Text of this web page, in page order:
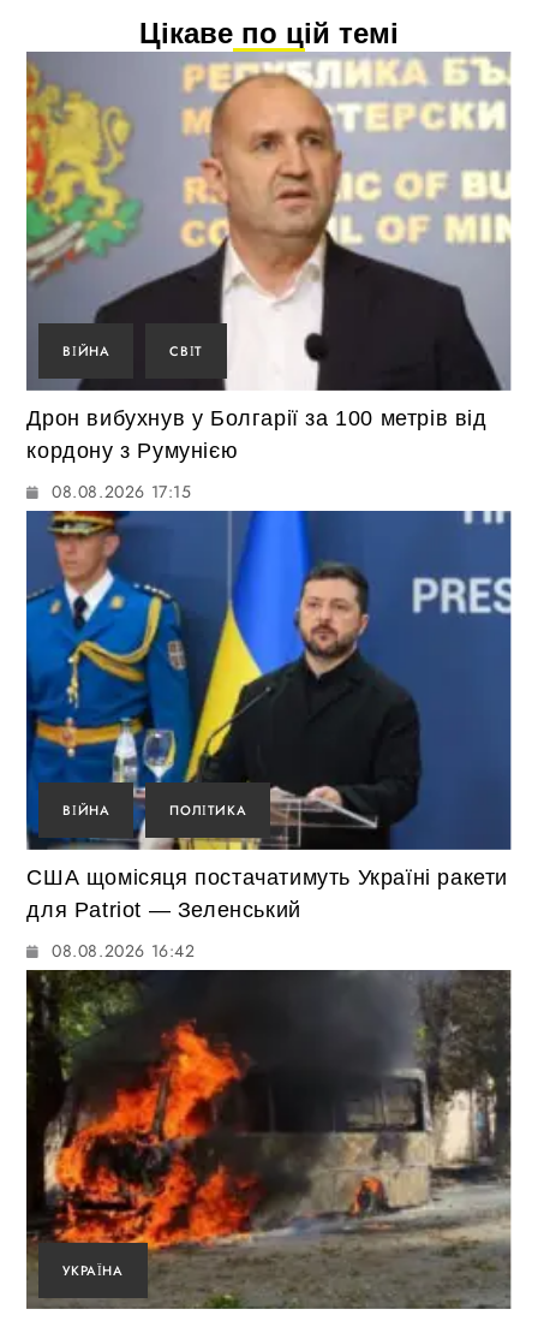
Цікаве по цій темі
ВІЙНА СВІТ
Дрон вибухнув у Болгарії за 100 метрів від
кордону з Румунією
08.08.2026 17:15
ВІЙНА ПОЛІТИКА
США щомісяця постачатимуть Україні ракети
для Patriot — Зеленський
08.08.2026 16:42
УКРАЇНА